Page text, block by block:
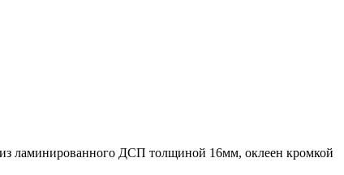
ламинированного ДСП толщиной 16мм, оклеен кромкой